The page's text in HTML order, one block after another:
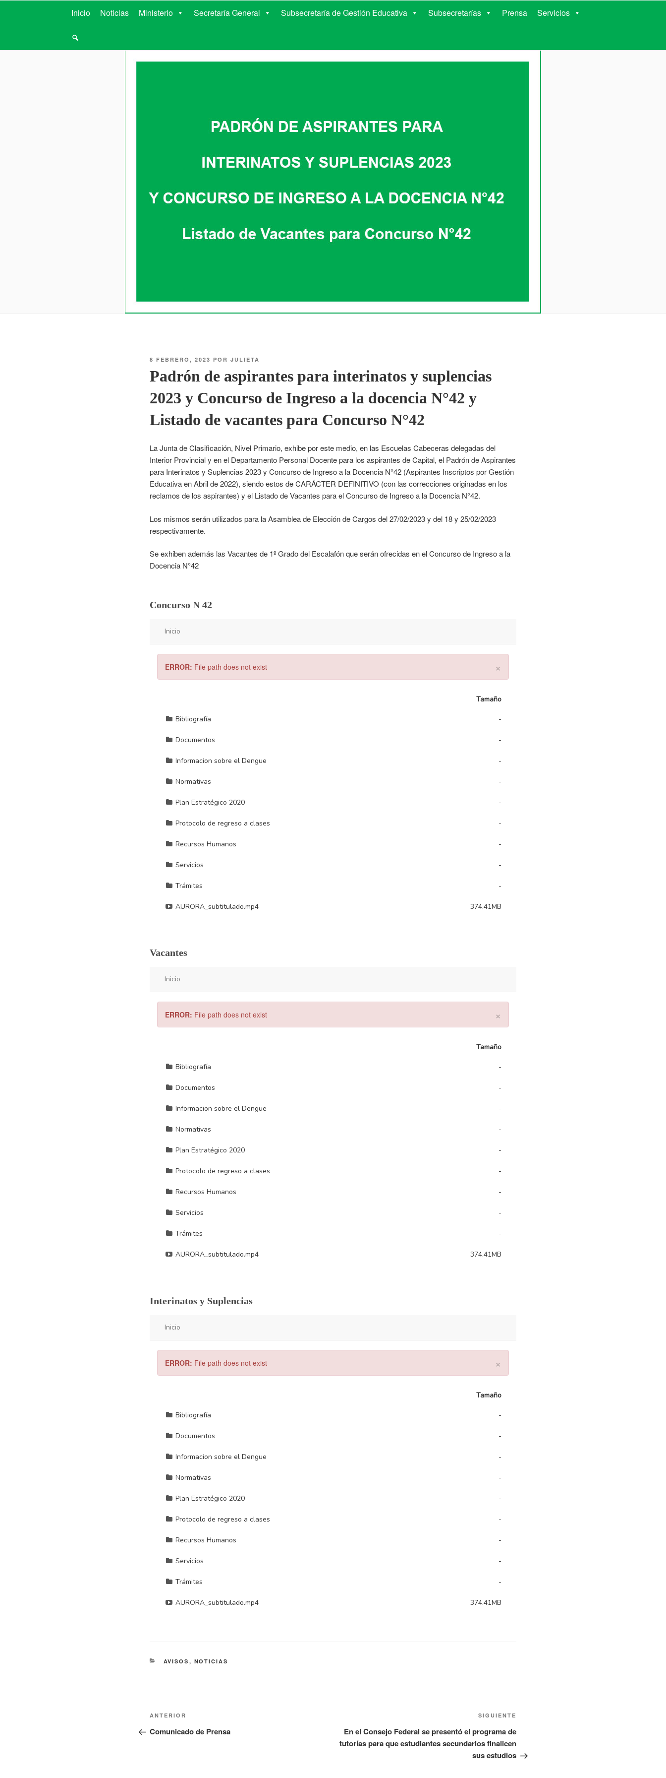
MINISTERIO DE EDUCACIÓN DE CORRIENTES
Inicio Noticias Ministerio Secretaría General Subsecretaría de Gestión Educativa Subsecretarías Prensa Servicios
8 FEBRERO, 2023 POR JULIETA
Padrón de aspirantes para interinatos y suplencias
2023 y Concurso de Ingreso a la docencia N°42 y
Listado de vacantes para Concurso N°42
La Junta de Clasificación, Nivel Primario, exhibe por este medio, en las Escuelas Cabeceras delegadas del
Interior Provincial y en el Departamento Personal Docente para los aspirantes de Capital, el Padrón de Aspirantes
para Interinatos y Suplencias 2023 y Concurso de Ingreso a la Docencia N°42 (Aspirantes Inscriptos por Gestión
Educativa en Abril de 2022), siendo estos de CARÁCTER DEFINITIVO (con las correcciones originadas en los
reclamos de los aspirantes) y el Listado de Vacantes para el Concurso de Ingreso a la Docencia N°42.
Los mismos serán utilizados para la Asamblea de Elección de Cargos del 27/02/2023 y del 18 y 25/02/2023
respectivamente.
Se exhiben además las Vacantes de 1º Grado del Escalafón que serán ofrecidas en el Concurso de Ingreso a la
Docencia N°42
Concurso N 42
Vacantes
Interinatos y Suplencias
AVISOS , NOTICIAS
ANTERIOR
Comunicado de Prensa
SIGUIENTE
En el Consejo Federal se presentó el programa de
tutorías para que estudiantes secundarios finalicen
sus estudios